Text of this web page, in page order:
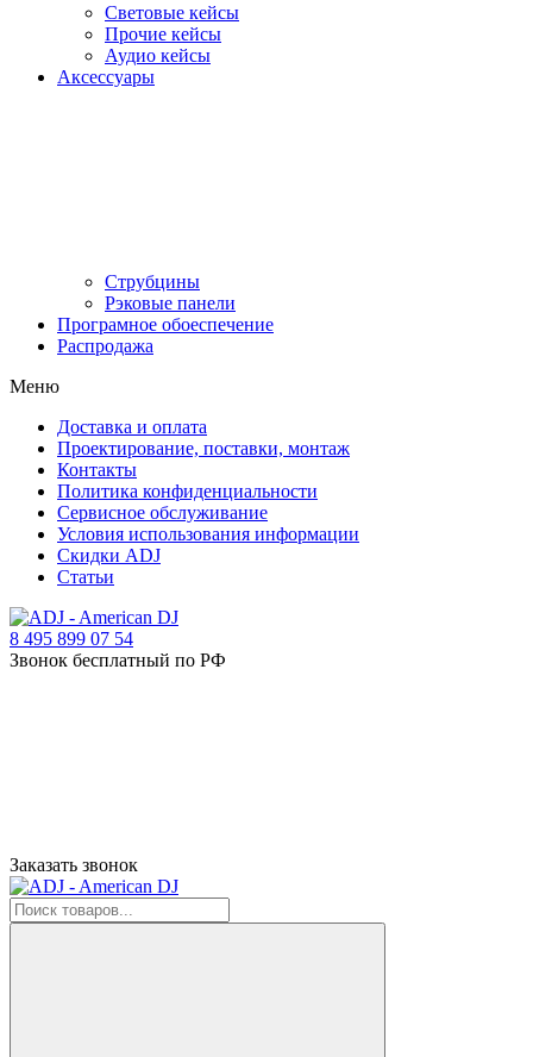
Световые кейсы
Прочие кейсы
Аудио кейсы
Аксессуары
Струбцины
Рэковые панели
Програмное обоеспечение
Распродажа
Меню
Доставка и оплата
Проектирование, поставки, монтаж
Контакты
Политика конфиденциальности
Сервисное обслуживание
Условия использования информации
Скидки ADJ
Статьи
8 495 899 07 54
Звонок бесплатный по РФ
Заказать звонок